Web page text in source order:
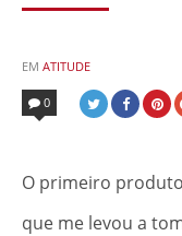
EM POSTED
IN
ATITUDE
0
O primeiro produto que vendi na vida foi relógio. E o
que me levou a